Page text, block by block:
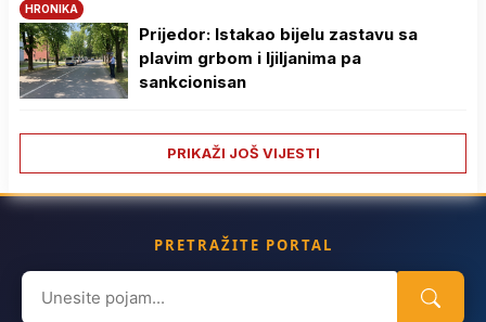
HRONIKA
Prijedor: Istakao bijelu zastavu sa
plavim grbom i ljiljanima pa
sankcionisan
PRIKAŽI JOŠ VIJESTI
PRETRAŽITE PORTAL
Search
for: